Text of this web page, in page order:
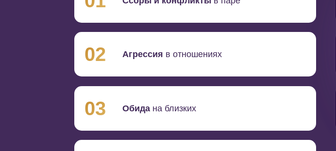
Агрессия в отношениях
Обида на близких
02
03